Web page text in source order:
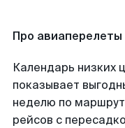
Про
Календарь низких
показывает
неделю по
рейсов с